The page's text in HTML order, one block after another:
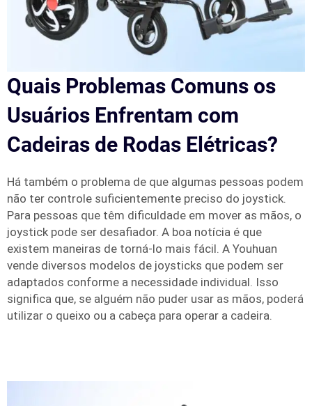
Quais Problemas Comuns os
Usuários Enfrentam com
Cadeiras de Rodas Elétricas?
Há também o problema de que algumas pessoas podem
não ter controle suficientemente preciso do joystick.
Para pessoas que têm dificuldade em mover as mãos, o
joystick pode ser desafiador. A boa notícia é que
existem maneiras de torná-lo mais fácil. A Youhuan
vende diversos modelos de joysticks que podem ser
adaptados conforme a necessidade individual. Isso
significa que, se alguém não puder usar as mãos, poderá
utilizar o queixo ou a cabeça para operar a cadeira.